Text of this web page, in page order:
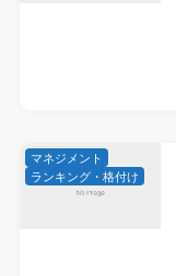
マネジメント
ランキング・格付け